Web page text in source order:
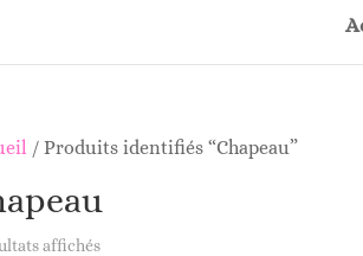
/ Produits identifiés “Chapeau”
affichés